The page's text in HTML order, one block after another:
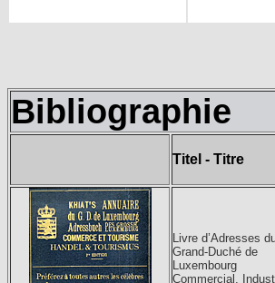
Bibliographie
Titel - Titre
Livre d’Adresses
Grand-Duché de
Luxembourg
Commercial,